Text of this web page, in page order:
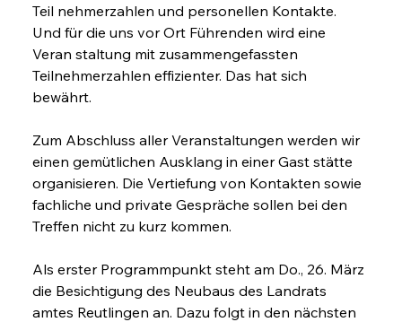
Teil nehmerzahlen und personellen Kontakte.
Und für die uns vor Ort Führenden wird eine
Veran staltung mit zusammengefassten
Teilnehmerzahlen effizienter. Das hat sich
bewährt.
Zum Abschluss aller Veranstaltungen werden wir
einen gemütlichen Ausklang in einer Gast stätte
organisieren. Die Vertiefung von Kontakten sowie
fachliche und private Gespräche sollen bei den
Treffen nicht zu kurz kommen.
Als erster Programmpunkt steht am Do., 26. März
die Besichtigung des Neubaus des Landrats
amtes Reutlingen an. Dazu folgt in den nächsten